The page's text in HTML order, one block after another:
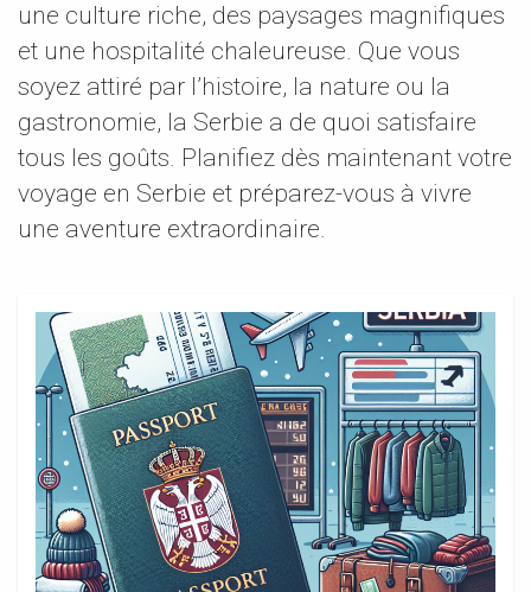
une culture riche, des paysages magnifiques
et une hospitalité chaleureuse. Que vous
soyez attiré par l’histoire, la nature ou la
gastronomie, la Serbie a de quoi satisfaire
tous les goûts. Planifiez dès maintenant votre
voyage en Serbie et préparez-vous à vivre
une aventure extraordinaire.